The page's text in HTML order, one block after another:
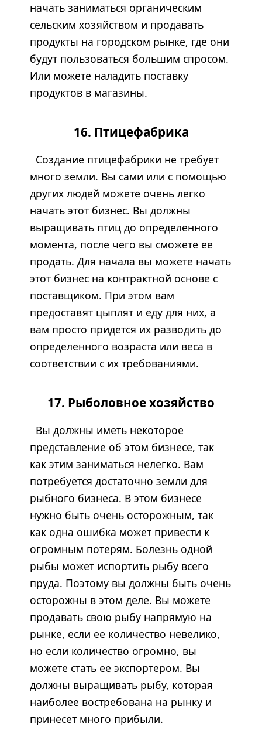
начать заниматься органическим
сельским хозяйством и продавать
продукты на городском рынке, где они
будут пользоваться большим спросом.
Или можете наладить поставку
продуктов в магазины.
16. Птицефабрика
Создание птицефабрики не требует
много земли. Вы сами или с помощью
других людей можете очень легко
начать этот бизнес. Вы должны
выращивать птиц до определенного
момента, после чего вы сможете ее
продать. Для начала вы можете начать
этот бизнес на контрактной основе с
поставщиком. При этом вам
предоставят цыплят и еду для них, а
вам просто придется их разводить до
определенного возраста или веса в
соответствии с их требованиями.
17. Рыболовное хозяйство
Вы должны иметь некоторое
представление об этом бизнесе, так
как этим заниматься нелегко. Вам
потребуется достаточно земли для
рыбного бизнеса. В этом бизнесе
нужно быть очень осторожным, так
как одна ошибка может привести к
огромным потерям. Болезнь одной
рыбы может испортить рыбу всего
пруда. Поэтому вы должны быть очень
осторожны в этом деле. Вы можете
продавать свою рыбу напрямую на
рынке, если ее количество невелико,
но если количество огромно, вы
можете стать ее экспортером. Вы
должны выращивать рыбу, которая
наиболее востребована на рынку и
принесет много прибыли.